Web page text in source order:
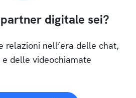
digitale sei?
relazioni nell’era delle chat,
delle videochiamate